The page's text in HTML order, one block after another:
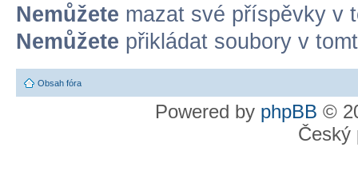
Nemůžete mazat své příspěvky v
Nemůžete přikládat soubory v
Obsah fóra
Powered by phpBB ©